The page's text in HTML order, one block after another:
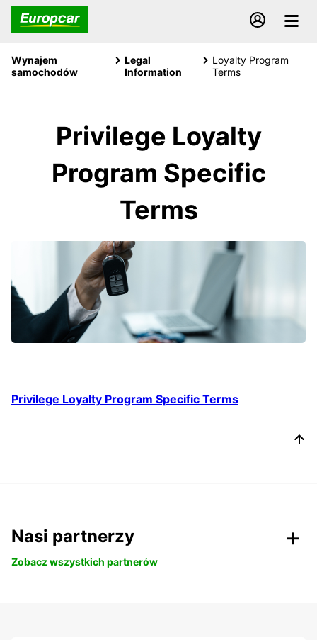
Wynajem
samochodów
Legal
Information
Loyalty Program
Terms
Privilege Loyalty
Program Specific
Terms
Privilege Loyalty Program Specific Terms
Nasi partnerzy
Zobacz wszystkich partnerów